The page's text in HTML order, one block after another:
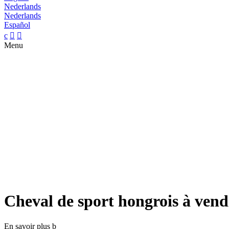
Nederlands
Nederlands
Español
c  
Menu
Cheval de sport hongrois à
En savoir plus b